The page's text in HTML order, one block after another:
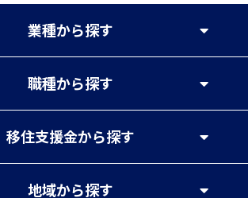
業種から探す
職種から探す
移住支援金から探す
地域から探す